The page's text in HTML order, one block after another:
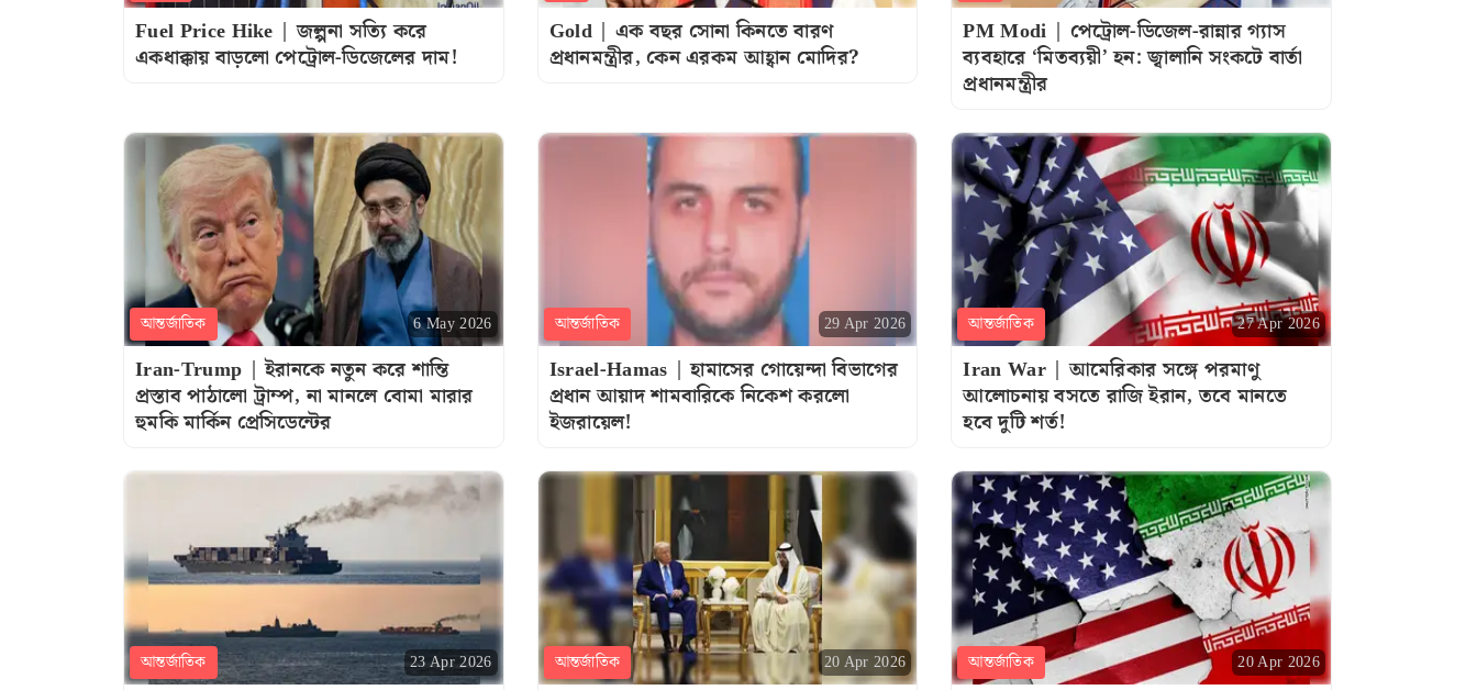
Fuel Price Hike | জল্পনা সত্যি করে
একধাক্কায় বাড়লো পেট্রোল-ডিজেলের দাম!
Gold | এক বছর সোনা কিনতে বারণ
প্রধানমন্ত্রীর, কেন এরকম আহ্বান মোদির?
PM Modi | পেট্রোল-ডিজেল-রান্নার গ্যাস
ব্যবহারে ‘মিতব্যয়ী’ হন: জ্বালানি সংকটে বার্তা
প্রধানমন্ত্রীর
আন্তর্জাতিক 6 May 2026
Iran-Trump | ইরানকে নতুন করে শান্তি
প্রস্তাব পাঠালো ট্রাম্প, না মানলে বোমা মারার
হুমকি মার্কিন প্রেসিডেন্টের
আন্তর্জাতিক 29 Apr 2026
Israel-Hamas | হামাসের গোয়েন্দা বিভাগের
প্রধান আয়াদ শামবারিকে নিকেশ করলো
ইজরায়েল!
আন্তর্জাতিক 27 Apr 2026
Iran War | আমেরিকার সঙ্গে পরমাণু
আলোচনায় বসতে রাজি ইরান, তবে মানতে
হবে দুটি শর্ত!
আন্তর্জাতিক 23 Apr 2026 আন্তর্জাতিক 20 Apr 2026 আন্তর্জাতিক 20 Apr 2026